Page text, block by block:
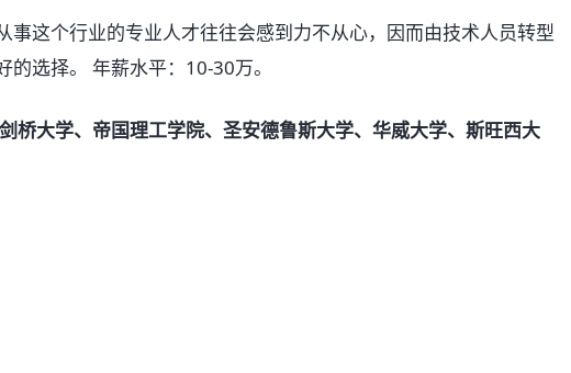
这个行业的专业人才往往会感到力不从心，因而由技术人员转型
选择。 年薪水平：10-30万。
桥大学、帝国理工学院、圣安德鲁斯大学、华威大学、斯旺西大